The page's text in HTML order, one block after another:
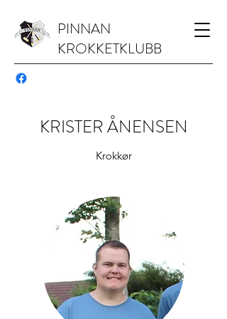
PINNAN
KROKKETKLUBB
KRISTER ÅNENSEN
Krokkør